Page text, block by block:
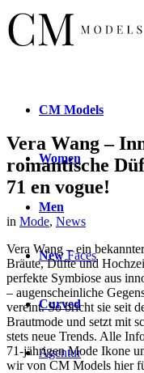
CM Models
Women
Men
NewFaces
Curved
Agentur
Vera Wang –
romantische
71 en vogue!
in Mode, News
Vera Wang – ein
Bräute, Düfte und
perfekte Symbiose aus
– augenscheinliche
vereint. So bricht sie seit
Brautmode und setzt mit
stets neue Trends. Alle
71-jährigen Mode Ikone
wir von CM Models hier